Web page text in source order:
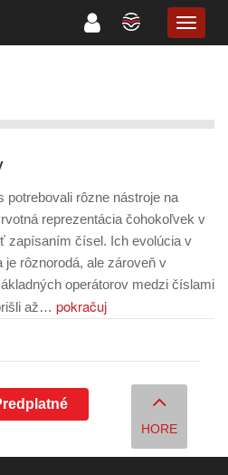
rôzne nástroje na
reprezentácia čohokoľvek v
zapísaním čísel. Ich evolúcia v
rôznorodá, ale zároveň v
operátorov medzi číslami
až… pokračuj
HORE